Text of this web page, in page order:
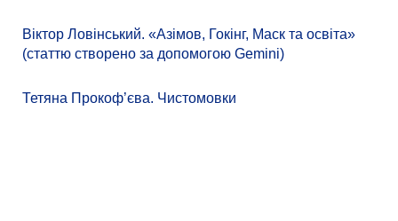
Віктор Ловінський. «Азімов, Гокінг, Маск та освіта»
(статтю створено за допомогою Gemini)
Тетяна Прокоф’єва. Чистомовки